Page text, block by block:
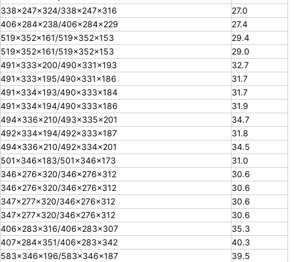
338×247×324/338×247×316
27.0
406×284×238/406×284×229
27.4
519×352×161/519×352×153
29.4
519×352×161/519×352×153
29.0
491×333×200/490×331×193
32.7
491×333×195/490×331×186
31.7
491×334×193/490×333×184
31.7
491×334×194/490×333×186
31.9
494×336×210/493×335×201
34.7
492×334×194/492×333×187
31.8
494×336×210/492×334×201
34.5
501×346×183/501×346×173
31.0
346×276×320/346×276×312
30.6
346×276×320/346×276×312
30.6
347×277×320/346×276×312
30.6
347×277×320/346×276×312
30.6
406×283×316/406×283×307
35.3
407×284×351/406×283×342
40.3
583×346×196/583×346×187 39.5